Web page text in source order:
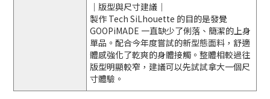
｜版型與尺寸建議｜
製作 Tech SiLhouette 的目的是發覺
GOOPiMADE 一直缺少了俐落、簡潔的上身
單品。配合今年度嘗試的新型態面料，舒適
體感強化了乾爽的身體接觸。整體相較過往
版型明顯較窄，建議可以先試試拿大一個尺
寸體驗。